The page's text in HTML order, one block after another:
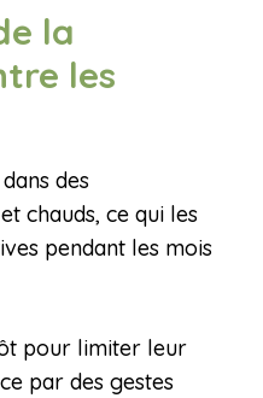
la
les
des
chauds, ce qui les
pendant les mois
pour limiter leur
par des gestes